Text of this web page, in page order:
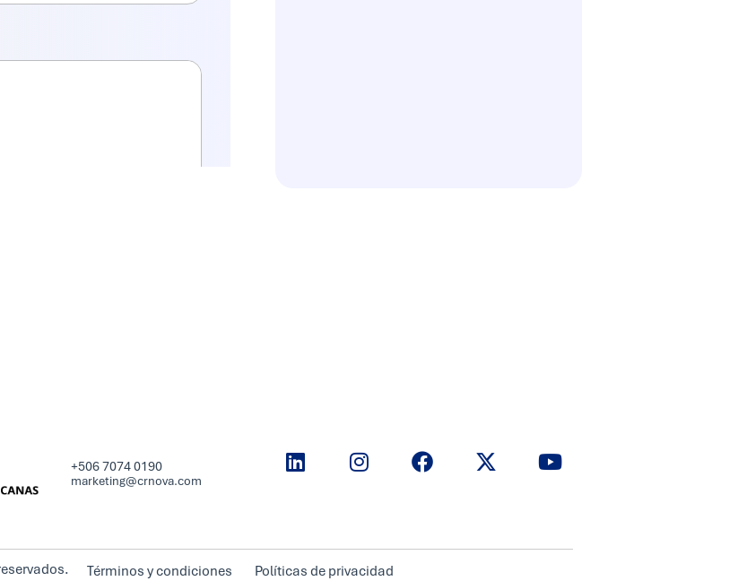
+506 7074 0190
marketing@crnova.com
Términos y condiciones Políticas de privacidad